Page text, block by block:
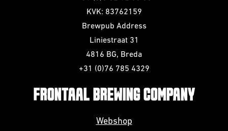
KVK: 83762159
Brewpub Address
Liniestraat 31
4816 BG, Breda
+31 (0)76 785 4329
FRONTAAL BREWING COMPANY
Webshop